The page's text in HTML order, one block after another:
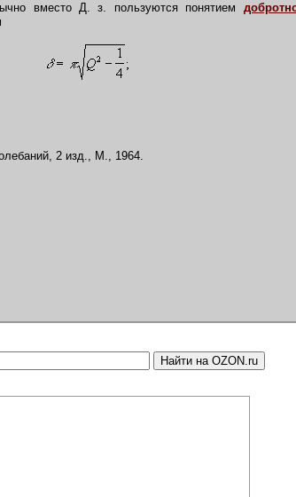
вместо Д. з. пользуются понятием
2 изд., М., 1964.